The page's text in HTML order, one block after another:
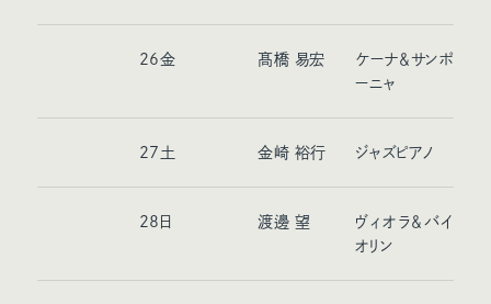
26金 髙橋 易宏
ケーナ＆サンポ
ーニャ
27 土 金崎 裕行 ジャズピアノ
28 日 渡邊 望
ヴィオラ＆バイ
オリン